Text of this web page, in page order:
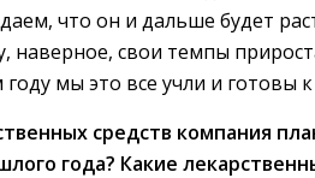
что он и дальше будет
наверное, свои темпы
мы это все учли и готовы
средств компания
года? Какие